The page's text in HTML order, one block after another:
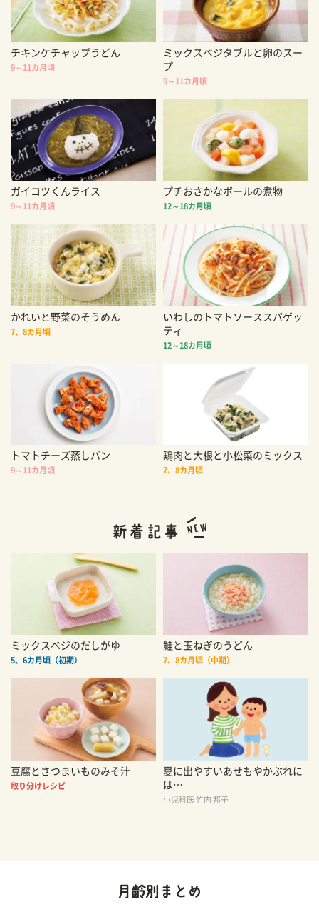
チキンケチャップうどん
9～11カ月頃
ミックスベジタブルと卵のスー
プ
9～11カ月頃
ガイコツくんライス
9～11カ月頃
プチおさかなボールの煮物
12～18カ月頃
かれいと野菜のそうめん
7、8カ月頃
いわしのトマトソーススパゲッ
ティ
12～18カ月頃
トマトチーズ蒸しパン
9～11カ月頃
鶏肉と大根と小松菜のミックス
7、8カ月頃
ミックスベジのだしがゆ
5、6カ月頃（初期）
鮭と玉ねぎのうどん
7、8カ月頃（中期）
豆腐とさつまいものみそ汁
取り分けレシピ
夏に出やすいあせもやかぶれに
は…
小児科医 竹内 邦子